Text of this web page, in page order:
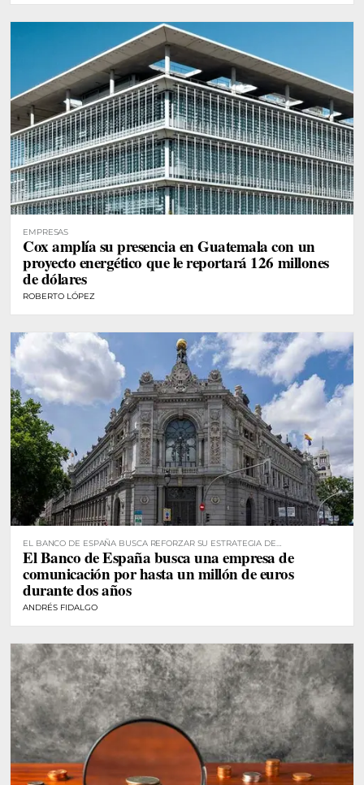
EMPRESAS
Cox amplía su presencia en Guatemala con un
proyecto energético que le reportará 126 millones
de dólares
ROBERTO LÓPEZ
EL BANCO DE ESPAÑA BUSCA REFORZAR SU ESTRATEGIA DE
COMUNICACIÓN
El Banco de España busca una empresa de
comunicación por hasta un millón de euros
durante dos años
ANDRÉS FIDALGO